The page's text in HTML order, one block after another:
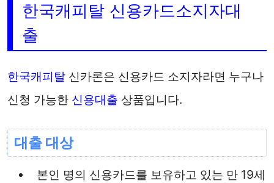
한국캐피탈 신용카드소지자대
출
한국캐피탈 신카론은 신용카드 소지자라면 누구나
신청 가능한 신용대출 상품입니다.
대출 대상
본인 명의 신용카드를 보유하고 있는 만 19세